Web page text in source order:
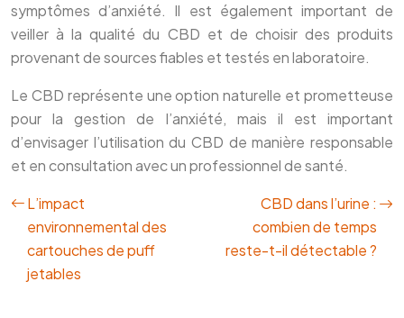
symptômes d’anxiété. Il est également important de
veiller à la qualité du CBD et de choisir des produits
provenant de sources fiables et testés en laboratoire.
Le CBD représente une option naturelle et prometteuse
pour la gestion de l’anxiété, mais il est important
d’envisager l’utilisation du CBD de manière responsable
et en consultation avec un professionnel de santé.
L’impact
environnemental des
cartouches de puff
jetables
CBD dans l’urine :
combien de temps
reste-t-il détectable ?